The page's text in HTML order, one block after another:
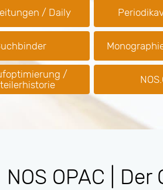
/ Daily
/
NOS OPAC |